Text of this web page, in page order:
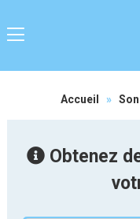
Accueil »
Obtenez